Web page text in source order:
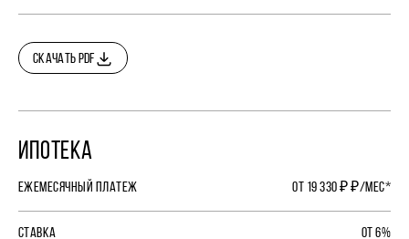
СКАЧАТЬ PDF
ИПОТЕКА
ЕЖЕМЕСЯЧНЫЙ ПЛАТЕЖ ОТ 19 330 ₽ ₽/МЕС*
СТАВКА ОТ 6%